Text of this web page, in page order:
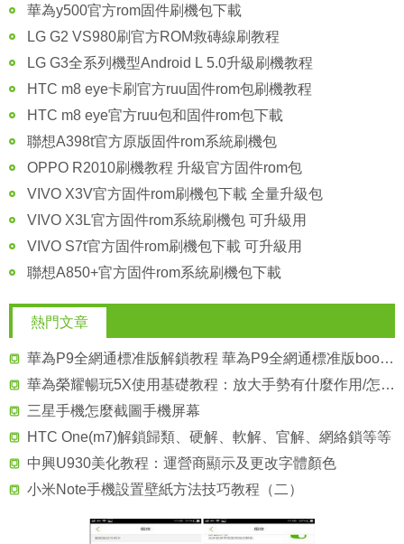
華為y500官方rom固件刷機包下載
LG G2 VS980刷官方ROM救磚線刷教程
LG G3全系列機型Android L 5.0升級刷機教程
HTC m8 eye卡刷官方ruu固件rom包刷機教程
HTC m8 eye官方ruu包和固件rom包下載
聯想A398t官方原版固件rom系統刷機包
OPPO R2010刷機教程 升級官方固件rom包
VIVO X3V官方固件rom刷機包下載 全量升級包
VIVO X3L官方固件rom系統刷機包 可升級用
VIVO S7t官方固件rom刷機包下載 可升級用
聯想A850+官方固件rom系統刷機包下載
熱門文章
華為P9全網通標准版解鎖教程 華為P9全網通標准版bootloader開鎖方法
華為榮耀暢玩5X使用基礎教程：放大手勢有什麼作用/怎麼開啟
三星手機怎麼截圖手機屏幕
HTC One(m7)解鎖歸類、硬解、軟解、官解、網絡鎖等等
中興U930美化教程：運營商顯示及更改字體顏色
小米Note手機設置壁紙方法技巧教程（二）